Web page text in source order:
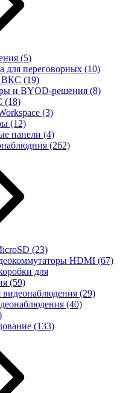
(5)
для переговорных (10)
ВКС (19)
и BYOD-решения (8)
(18)
(3)
(12)
панели (4)
(262)
(23)
HDMI (67)
для
(59)
(29)
(40)
(133)